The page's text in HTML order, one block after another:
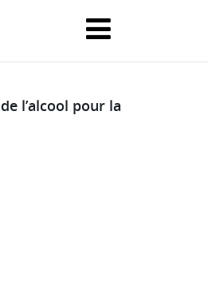
l’alcool pour la